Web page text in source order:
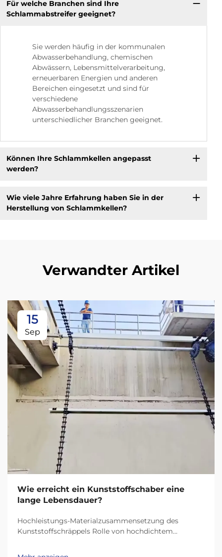
Für welche Branchen sind Ihre
Schlammabstreifer geeignet?
Sie werden häufig in der kommunalen
Abwasserbehandlung, chemischen
Abwässern, Lebensmittelverarbeitung,
erneuerbaren Energien und anderen
Bereichen eingesetzt und sind für
verschiedene
Abwasserbehandlungsszenarien
unterschiedlicher Branchen geeignet.
Können Ihre Schlammkellen angepasst
werden?
Wie viele Jahre Erfahrung haben Sie in der
Herstellung von Schlammkellen?
Verwandter Artikel
15
Sep
Wie erreicht ein Kunststoffschaber eine
lange Lebensdauer?
Hochleistungs-Materialzusammensetzung des
Kunststoffschräppels Rolle von hochdichtem
Haltbarkeit Heutige Kunststoffschräppel halten viel